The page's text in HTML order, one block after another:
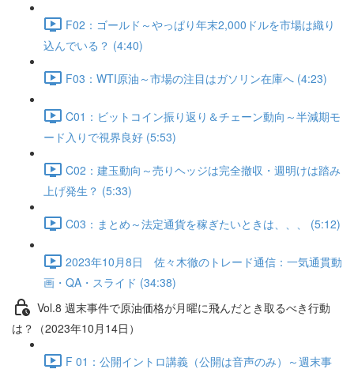
F02：ゴールド～やっぱり年末2,000ドルを市場は織り
込んでいる？ (4:40)
F03：WTI原油～市場の注目はガソリン在庫へ (4:23)
C01：ビットコイン振り返り＆チェーン動向～半減期モ
ード入りで視界良好 (5:53)
C02：建玉動向～売りヘッジは完全撤収・週明けは踏み
上げ発生？ (5:33)
C03：まとめ～法定通貨を稼ぎたいときは、、、 (5:12)
2023年10月8日 佐々木徹のトレード通信：一気通貫動
画・QA・スライド (34:38)
Vol.8 週末事件で原油価格が月曜に飛んだとき取るべき行動
は？（2023年10月14日）
F 01：公開イントロ講義（公開は音声のみ）～週末事